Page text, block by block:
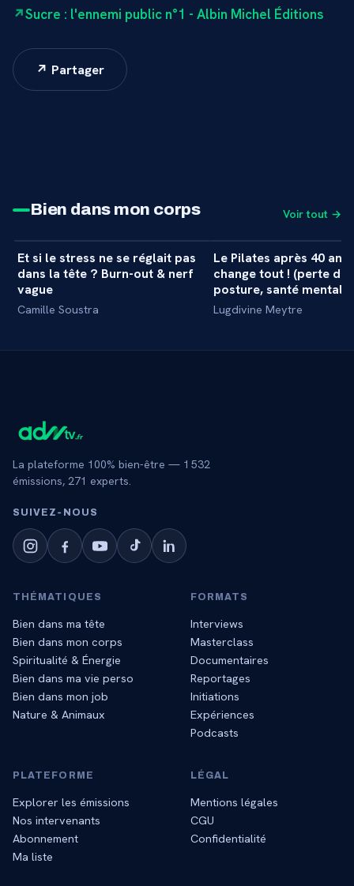
Sucre : l'ennemi public n°1 - Albin Michel Éditions
↗ Partager
Bien dans mon corps Voir tout →
MASTERCLASS +
34 min
Et si le stress ne se réglait pas
dans la tête ? Burn-out & nerf
vague
Camille Soustra
MASTERCLASS
Le Pilates après 40 ans
change tout ! (perte de
posture, santé
Lugdivine Meytre
La plateforme 100% bien-être — 1 532
émissions, 271 experts.
SUIVEZ‑NOUS
THÉMATIQUES
Bien dans ma tête
Bien dans mon corps
Spiritualité & Énergie
Bien dans ma vie perso
Bien dans mon job
Nature & Animaux
FORMATS
Interviews
Masterclass
Documentaires
Reportages
Initiations
Expériences
Podcasts
PLATEFORME
Explorer les émissions
Nos intervenants
Abonnement
Ma liste
LÉGAL
Mentions légales
CGU
Confidentialité